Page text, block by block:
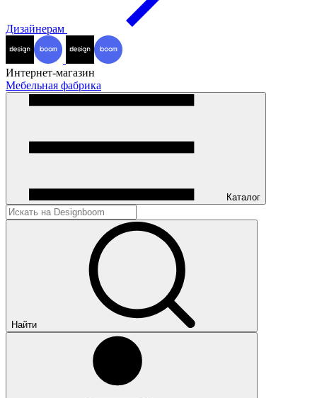
Дизайнерам
Интернет-магазин
Мебельная фабрика
Каталог
Найти